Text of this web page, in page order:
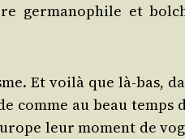
ger­ma­no­phile et
Et voi­là que là-bas,
comme au beau temps
leur moment de